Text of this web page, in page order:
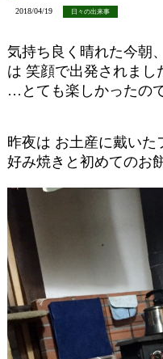
2018/04/19 日々の出来事
気持ち良く晴れた今朝
は 笑顔で出発されまし
…とても楽しかったの
昨夜は お土産に戴いた
好み焼きと初めてのお